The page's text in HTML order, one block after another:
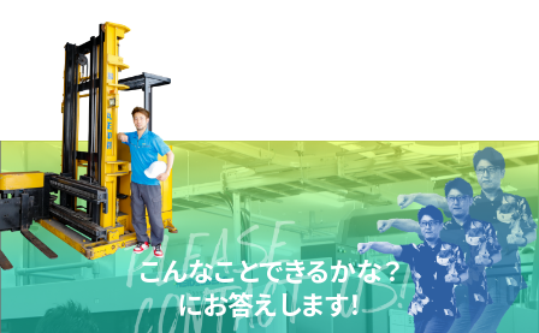
こんなことできるかな？
にお答えします！